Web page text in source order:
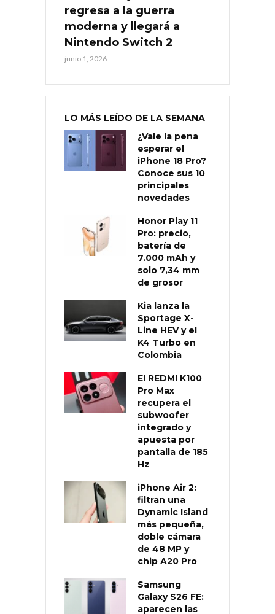
regresa a la guerra
moderna y llegará a
Nintendo Switch 2
junio 1, 2026
LO MÁS LEÍDO DE LA SEMANA
¿Vale la pena
esperar el
iPhone 18 Pro?
Conoce sus 10
principales
novedades
Honor Play 11
Pro: precio,
batería de
7.000 mAh y
solo 7,34 mm
de grosor
Kia lanza la
Sportage X-
Line HEV y el
K4 Turbo en
Colombia
El REDMI K100
Pro Max
recupera el
subwoofer
integrado y
apuesta por
pantalla de 185
Hz
iPhone Air 2:
filtran una
Dynamic Island
más pequeña,
doble cámara
de 48 MP y
chip A20 Pro
Samsung
Galaxy S26 FE:
aparecen las